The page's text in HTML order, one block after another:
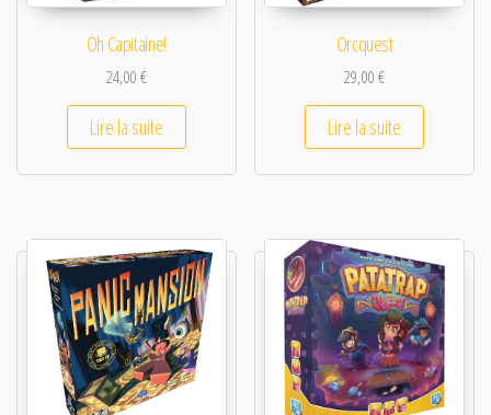
Oh Capitaine!
24,00€
Lire la suite
Orcquest
29,00€
Lire la suite